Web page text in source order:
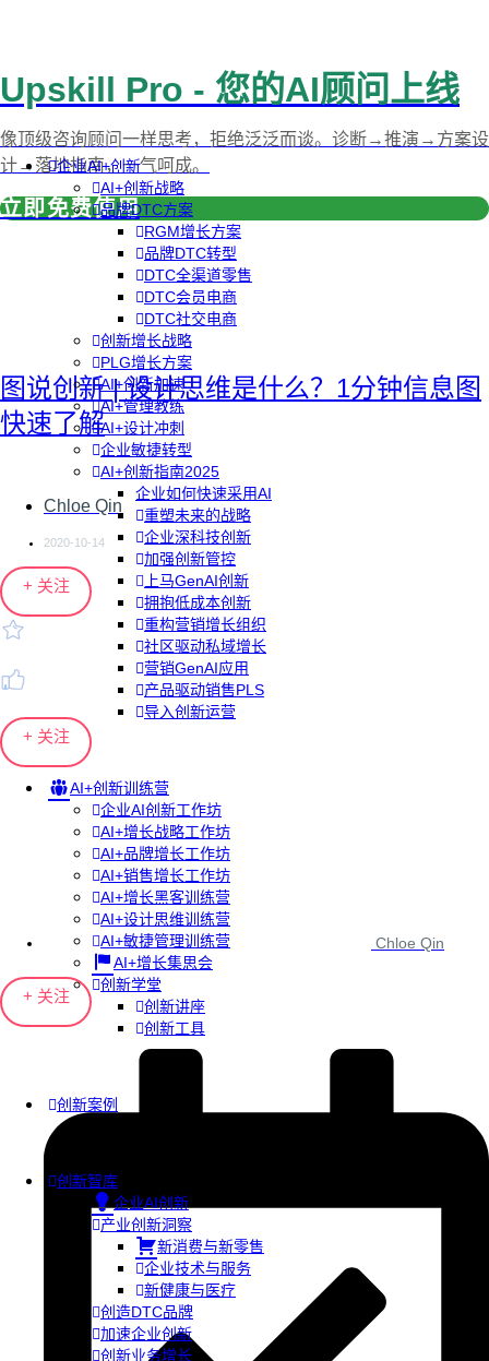
企业AI+创新
AI+创新战略
品牌DTC方案
RGM增长方案
品牌DTC转型
DTC全渠道零售
DTC会员电商
DTC社交电商
创新增长战略
PLG增长方案
AI+创新加速
AI+管理教练
AI+设计冲刺
企业敏捷转型
AI+创新指南2025
企业如何快速采用AI
重塑未来的战略
企业深科技创新
加强创新管控
上马GenAI创新
拥抱低成本创新
重构营销增长组织
社区驱动私域增长
营销GenAI应用
产品驱动销售PLS
导入创新运营
AI+创新训练营
企业AI创新工作坊
AI+增长战略工作坊
AI+品牌增长工作坊
AI+销售增长工作坊
AI+增长黑客训练营
AI+设计思维训练营
AI+敏捷管理训练营
AI+增长集思会
创新学堂
创新讲座
创新工具
创新案例
创新智库
企业AI创新
产业创新洞察
新消费与新零售
企业技术与服务
新健康与医疗
创造DTC品牌
加速企业创新
创新业务增长
Upskill Pro - 您的AI顾问上线
像顶级咨询顾问一样思考，拒绝泛泛而谈。诊断→推演→方案设
计→落地指南，一气呵成。
立即免费使用
图说创新 | 设计思维是什么？1分钟信息图
快速了解
Chloe Qin
2020-10-14
+ 关注
+ 关注
Chloe Qin
+ 关注